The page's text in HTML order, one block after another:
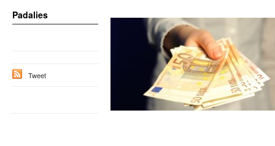
Padalies
Tweet